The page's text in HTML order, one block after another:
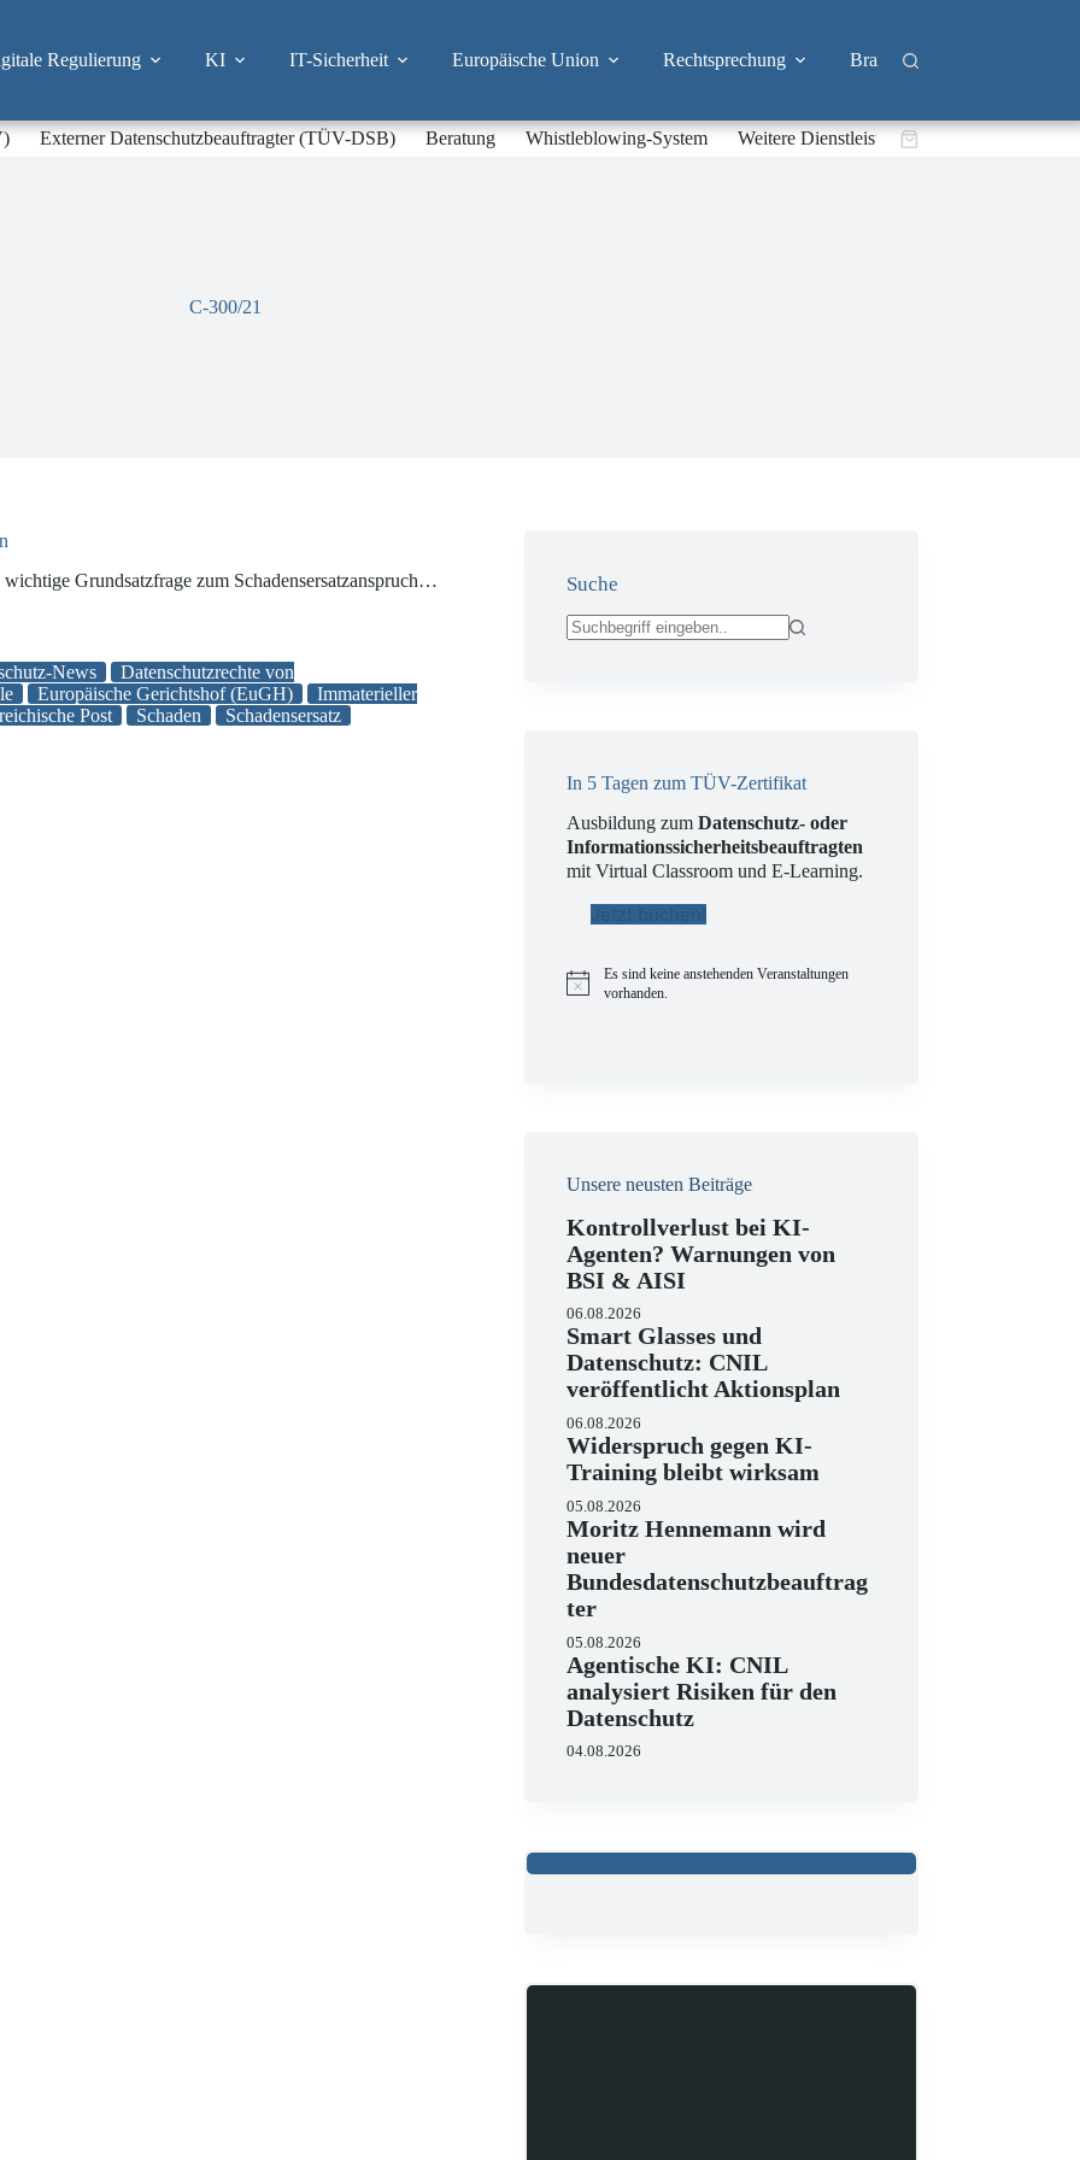
Regulierung KI IT-Sicherheit Europäische Union Rechtsprechung Branchen
Externer Datenschutzbeauftragter (TÜV-DSB) Beratung Whistleblowing-System Weitere DienstleistungenWarenkorb
C-300/21
Grundsatzfrage zum Schadensersatzanspruch…
News
Datenschutzrechte von
Europäische Gerichtshof (EuGH)
Immaterieller
Post Schaden Schadensersatz
Suche
In 5 Tagen zum TÜV-Zertifikat
Ausbildung zumDatenschutz- oder
Informationssicherheitsbeauftragten
mit Virtual Classroom und E-Learning.
Jetzt buchen!
H
Es sind keine anstehenden Veranstaltungen
vorhanden.
Unsere neusten Beiträge
Kontrollverlust bei KI-
Agenten? Warnungen von
BSI & AISI
06.08.2026
Smart Glasses und
Datenschutz: CNIL
veröffentlicht Aktionsplan
06.08.2026
Widerspruch gegen KI-
Training bleibt wirksam
05.08.2026
Moritz Hennemann wird
neuer
Bundesdatenschutzbeauftrag
ter
05.08.2026
Agentische KI: CNIL
analysiert Risiken für den
Datenschutz
04.08.2026